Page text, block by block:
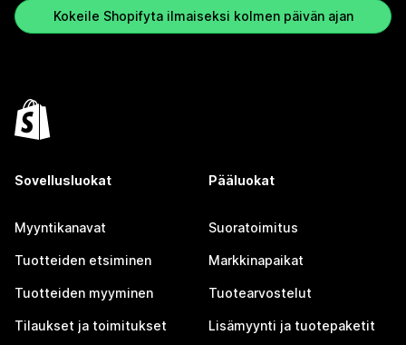
Kokeile Shopifyta ilmaiseksi kolmen päivän ajan
Sovellusluokat
Myyntikanavat
Tuotteiden etsiminen
Tuotteiden myyminen
Tilaukset ja toimitukset
Pääluokat
Suoratoimitus
Markkinapaikat
Tuotearvostelut
Lisämyynti ja tuotepaketit